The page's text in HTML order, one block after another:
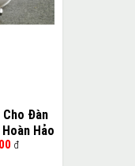
Cho Đàn
Hảo
đ